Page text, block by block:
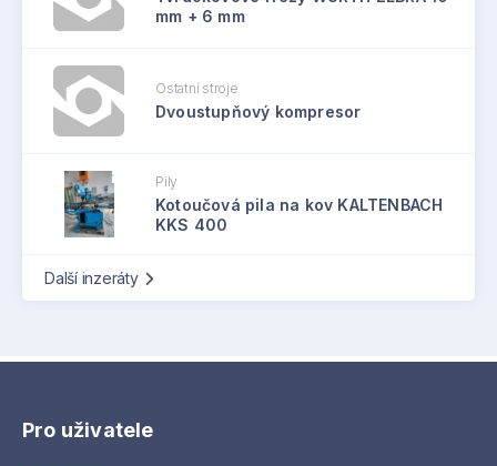
mm + 6 mm
Ostatní stroje
Dvoustupňový kompresor
Pily
Kotoučová pila na kov KALTENBACH
KKS 400
Další inzeráty
Pro uživatele